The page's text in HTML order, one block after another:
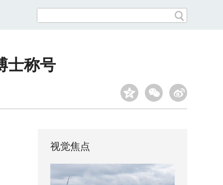
士称号
视觉焦点